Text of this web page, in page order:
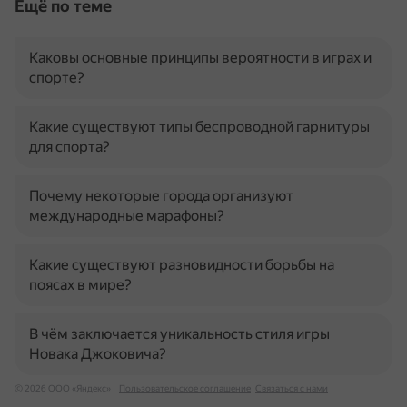
Ещё по теме
Каковы основные принципы вероятности в играх и
спорте?
Какие существуют типы беспроводной гарнитуры
для спорта?
Почему некоторые города организуют
международные марафоны?
Какие существуют разновидности борьбы на
поясах в мире?
В чём заключается уникальность стиля игры
Новака Джоковича?
© 2026 ООО «Яндекс» Пользовательское соглашение Связаться с нами